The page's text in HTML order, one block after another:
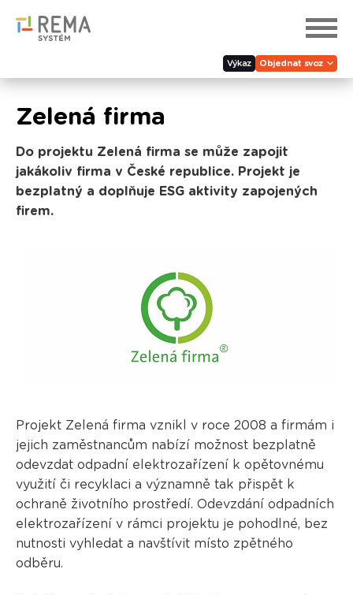
Výkaz Objednat svoz
Zelená firma
Do projektu Zelená firma se může zapojit
jakákoliv firma v České republice. Projekt je
bezplatný a doplňuje ESG aktivity zapojených
firem.
Projekt Zelená firma vznikl v roce 2008 a firmám i
jejich zaměstnancům nabízí možnost bezplatně
odevzdat odpadní elektrozařízení k opětovnému
využití či recyklaci a významně tak přispět k
ochraně životního prostředí. Odevzdání odpadních
elektrozařízení v rámci projektu je pohodlné, bez
nutnosti vyhledat a navštívit místo zpětného
odběru.